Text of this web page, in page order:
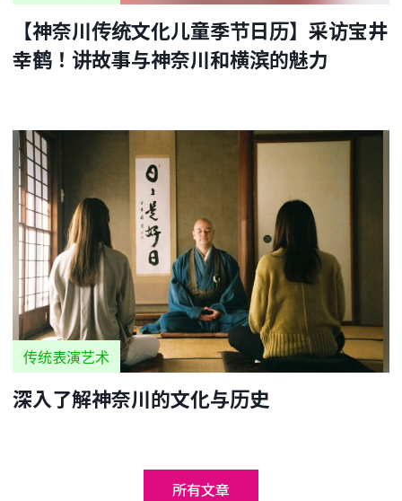
【神奈川传统文化儿童季节日历】采访宝井
幸鹤！讲故事与神奈川和横滨的魅力
传统表演艺术
深入了解神奈川的文化与历史
所有文章